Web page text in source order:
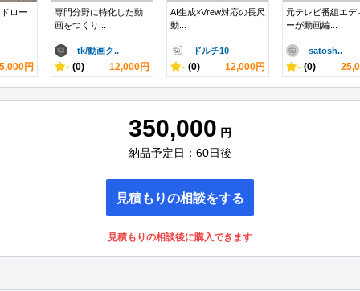
ロー
5,000円
専門分野に特化した動
画をつくり...
tk/動画ク..
- (0) 12,000円
AI生成×Vrew対応の長尺
動...
ドルチ10
- (0) 12,000円
元テレビ番組エデ
ーが動画編...
satosh..
- (0)
350,000 円
納品予定日：60日後
見積もりの相談をする
見積もりの相談後に購入できます